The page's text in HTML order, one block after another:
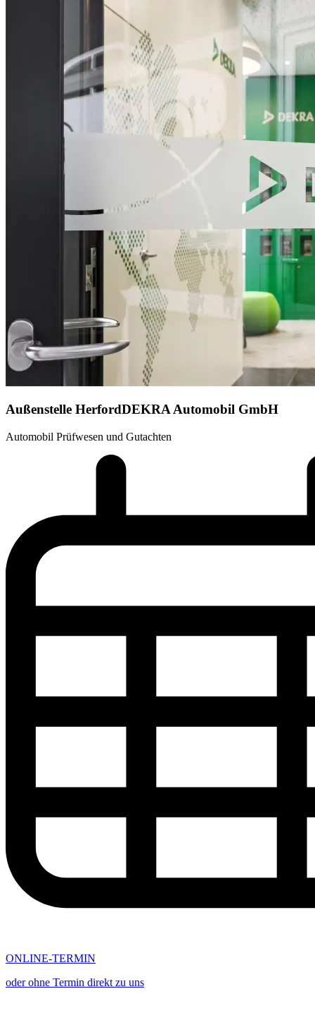
Außenstelle HerfordDEKRA Automobil GmbH
Automobil Prüfwesen und Gutachten
ONLINE-TERMIN
oder ohne Termin direkt zu uns